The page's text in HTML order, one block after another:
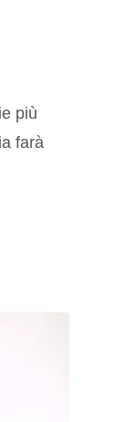
più
farà